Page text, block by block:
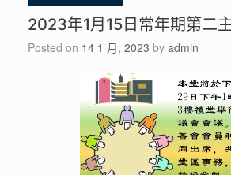
2023年1月15日常年期第二
Posted on 14 1 月, 2023 by admin